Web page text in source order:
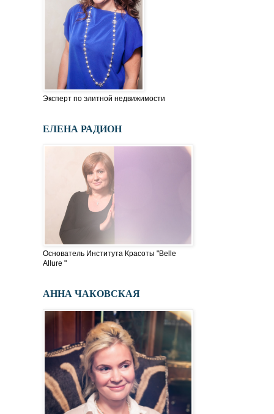
Эксперт по элитной недвижимости
ЕЛЕНА РАДИОН
Основатель Института Красоты "Belle
Allure "
АННА ЧАКОВСКАЯ